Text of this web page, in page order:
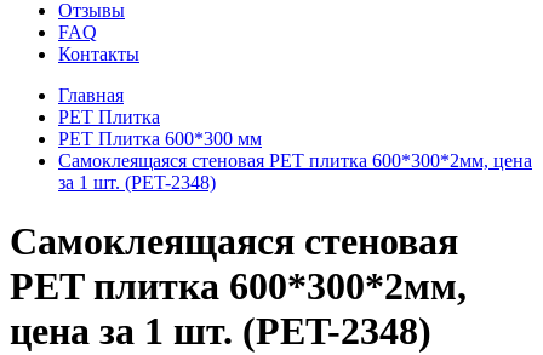
Отзывы
FAQ
Контакты
Главная
PET Плитка
PET Плитка 600*300 мм
Самоклеящаяся стеновая PET плитка 600*300*2мм, цена
за 1 шт. (PET-2348)
Самоклеящаяся стеновая
PET плитка 600*300*2мм,
цена за 1 шт. (PET-2348)